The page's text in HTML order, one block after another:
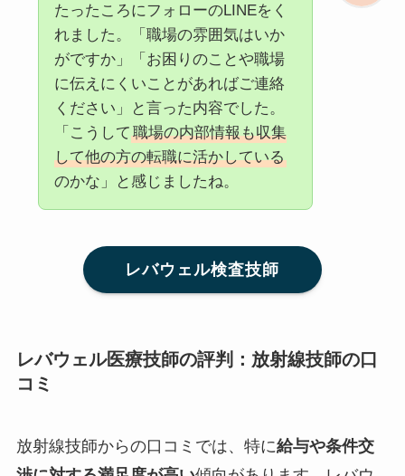
たったころにフォローのLINEをく
れました。「職場の雰囲気はいか
がですか」「お困りのことや職場
に伝えにくいことがあればご連絡
ください」と言った内容でした。
「こうして 職場の内部情報も収集
して他の方の転職に活かしている
のかな」と感じましたね。
レバウェル検査技師
レバウェル医療技師の評判：放射線技師の口
コミ
放射線技師からの口コミでは、特に給与や条件交